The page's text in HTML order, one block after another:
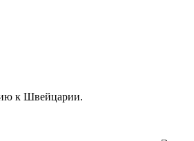
к Швейцарии.